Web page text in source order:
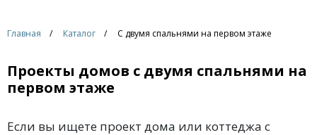
Главная Каталог С двумя спальнями на первом этаже
Проекты домов с двумя спальнями на
первом этаже
Если вы ищете проект дома или коттеджа с